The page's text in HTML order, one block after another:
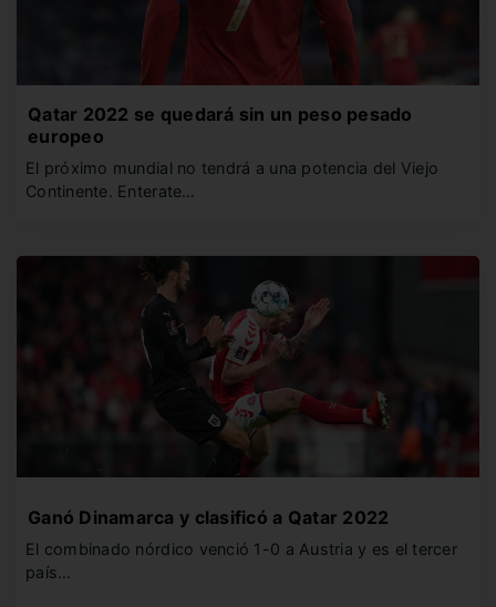
Qatar 2022 se quedará sin un peso pesado
europeo
El próximo mundial no tendrá a una potencia del Viejo
Continente. Enterate…
Ganó Dinamarca y clasificó a Qatar 2022
El combinado nórdico venció 1-0 a Austria y es el tercer
país…